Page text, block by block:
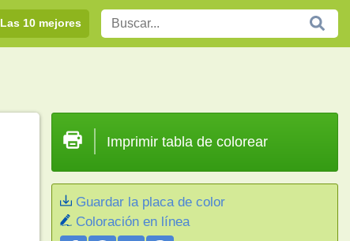
Las 10 mejores
Imprimir tabla de colorear
Guardar la placa de color
Coloración en línea